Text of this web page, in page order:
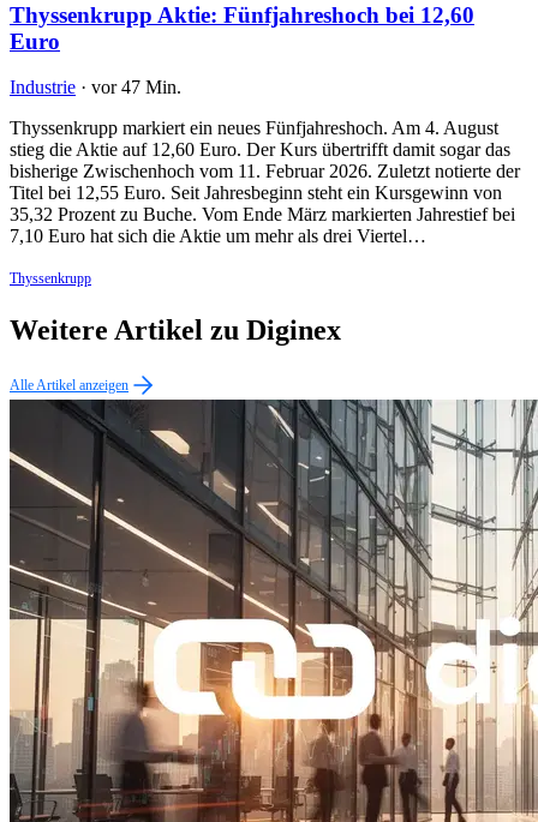
Thyssenkrupp Aktie: Fünfjahreshoch bei 12,60
Euro
Industrie · vor 47 Min.
Thyssenkrupp markiert ein neues Fünfjahreshoch. Am 4. August
stieg die Aktie auf 12,60 Euro. Der Kurs übertrifft damit sogar das
bisherige Zwischenhoch vom 11. Februar 2026. Zuletzt notierte der
Titel bei 12,55 Euro. Seit Jahresbeginn steht ein Kursgewinn von
35,32 Prozent zu Buche. Vom Ende März markierten Jahrestief bei
7,10 Euro hat sich die Aktie um mehr als drei Viertel…
Thyssenkrupp
Weitere Artikel zu Diginex
Alle Artikel anzeigen